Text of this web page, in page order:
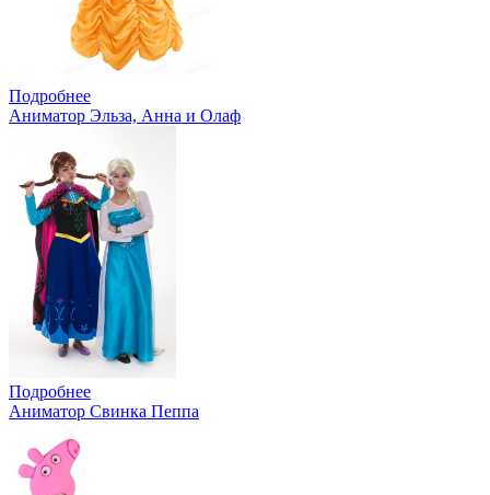
Подробнее
Аниматор Эльза, Анна и Олаф
Подробнее
Аниматор Свинка Пеппа